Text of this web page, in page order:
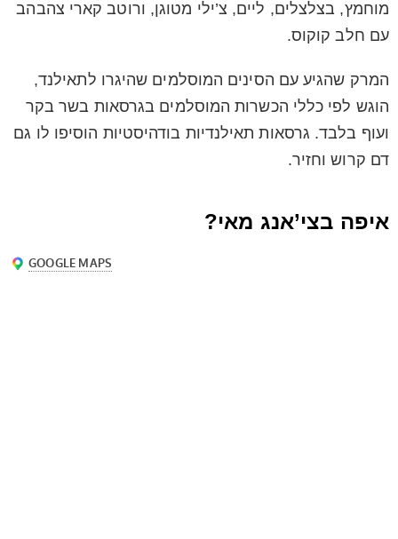
מוחמץ, בצלצלים, ליים, צ’ילי מטוגן, ורוטב קארי צהבהב
עם חלב קוקוס.
המרק שהגיע עם הסינים המוסלמים שהיגרו לתאילנד,
הוגש לפי כללי הכשרות המוסלמים בגרסאות בשר בקר
ועוף בלבד. גרסאות תאילנדיות בודהיסטיות הוסיפו לו גם
דם קרוש וחזיר.
איפה בצי’אנג מאי?